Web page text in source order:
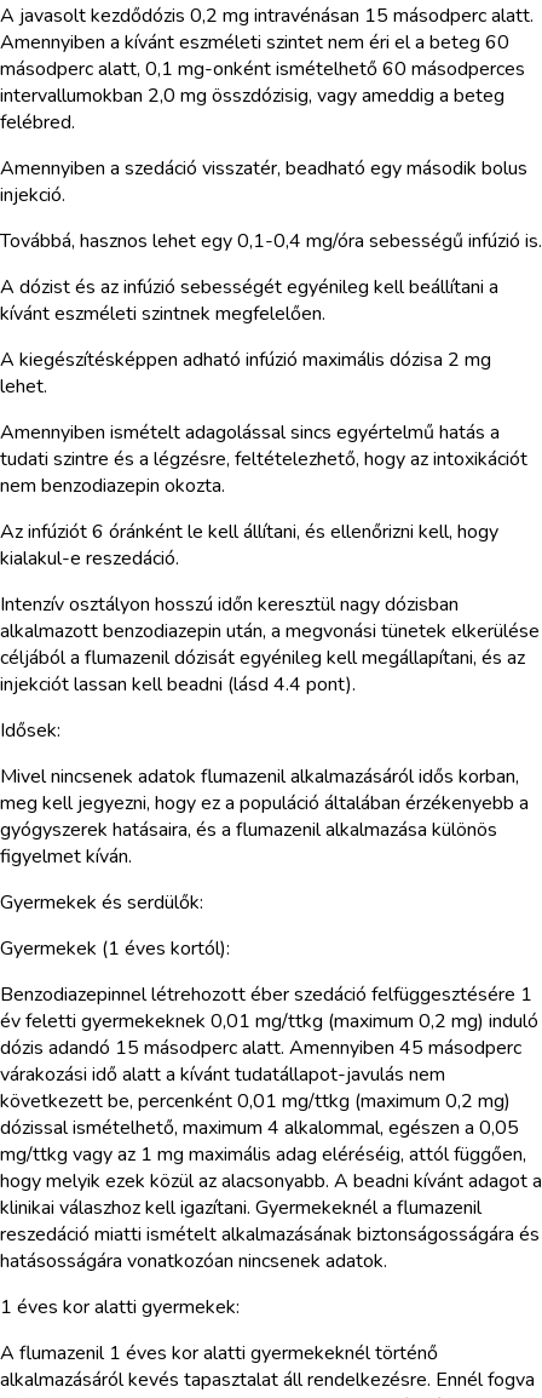
A javasolt kezdődózis 0,2 mg intravénásan 15 másodperc alatt.
Amennyiben a kívánt eszméleti szintet nem éri el a beteg 60
másodperc alatt, 0,1 mg-onként ismételhető 60 másodperces
intervallumokban 2,0 mg összdózisig, vagy ameddig a beteg
felébred.
Amennyiben a szedáció visszatér, beadható egy második bolus
injekció.
Továbbá, hasznos lehet egy 0,1-0,4 mg/óra sebességű infúzió is.
A dózist és az infúzió sebességét egyénileg kell beállítani a
kívánt eszméleti szintnek megfelelően.
A kiegészítésképpen adható infúzió maximális dózisa 2 mg
lehet.
Amennyiben ismételt adagolással sincs egyértelmű hatás a
tudati szintre és a légzésre, feltételezhető, hogy az intoxikációt
nem benzodiazepin okozta.
Az infúziót 6 óránként le kell állítani, és ellenőrizni kell, hogy
kialakul-e reszedáció.
Intenzív osztályon hosszú időn keresztül nagy dózisban
alkalmazott benzodiazepin után, a megvonási tünetek elkerülése
céljából a flumazenil dózisát egyénileg kell megállapítani, és az
injekciót lassan kell beadni (lásd 4.4 pont).
Idősek:
Mivel nincsenek adatok flumazenil alkalmazásáról idős korban,
meg kell jegyezni, hogy ez a populáció általában érzékenyebb a
gyógyszerek hatásaira, és a flumazenil alkalmazása különös
figyelmet kíván.
Gyermekek és serdülők:
Gyermekek (1 éves kortól):
Benzodiazepinnel létrehozott éber szedáció felfüggesztésére 1
év feletti gyermekeknek 0,01 mg/ttkg (maximum 0,2 mg) induló
dózis adandó 15 másodperc alatt. Amennyiben 45 másodperc
várakozási idő alatt a kívánt tudatállapot-javulás nem
következett be, percenként 0,01 mg/ttkg (maximum 0,2 mg)
dózissal ismételhető, maximum 4 alkalommal, egészen a 0,05
mg/ttkg vagy az 1 mg maximális adag eléréséig, attól függően,
hogy melyik ezek közül az alacsonyabb. A beadni kívánt adagot a
klinikai válaszhoz kell igazítani. Gyermekeknél a flumazenil
reszedáció miatti ismételt alkalmazásának biztonságosságára és
hatásosságára vonatkozóan nincsenek adatok.
1 éves kor alatti gyermekek:
A flumazenil 1 éves kor alatti gyermekeknél történő
alkalmazásáról kevés tapasztalat áll rendelkezésre. Ennél fogva